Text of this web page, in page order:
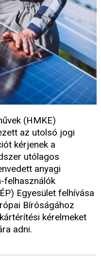
(HMKE)
az utolsó jogi
kérjenek a
utólagos
anyagi
felhasználók
Egyesület felhívása
Bíróságához
kérelmeket
adni.